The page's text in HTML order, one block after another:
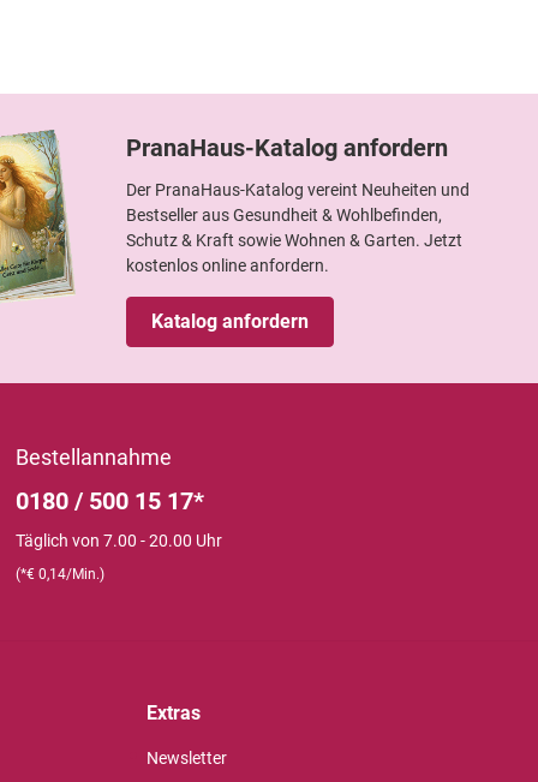
PranaHaus-Katalog anfordern
Der PranaHaus-Katalog vereint Neuheiten und
Bestseller aus Gesundheit & Wohlbefinden,
Schutz & Kraft sowie Wohnen & Garten. Jetzt
kostenlos online anfordern.
Katalog anfordern
Bestellannahme
0180 / 500 15 17*
Täglich von 7.00 - 20.00 Uhr
(*€ 0,14/Min.)
Extras
Newsletter